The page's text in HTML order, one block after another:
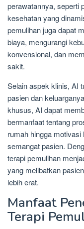
perawatannya, seperti
kesehatan yang
pemulihan juga dapat
biaya, mengurangi
konvensional, dan
sakit.
Selain aspek klinis, AI
pasien dan
khusus, AI dapat
bermanfaat tentang
rumah hingga
semangat pasien.
terapi pemulihan
yang melibatkan
lebih erat.
Manfaat
Terapi